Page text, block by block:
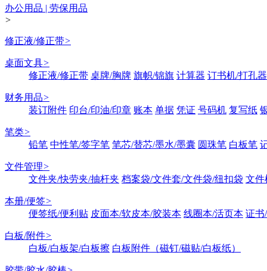
办公用品 | 劳保用品
>
修正液/修正带>
桌面文具>
修正液/修正带 桌牌/胸牌 旗帜/锦旗 计算器 订书机/打孔器
财务用品>
装订附件 印台/印油/印章 账本 单据 凭证 号码机 复写纸
笔类>
铅笔 中性笔/签字笔 笔芯/替芯/墨水/墨囊 圆珠笔 白板笔
文件管理>
文件夹/快劳夹/抽杆夹 档案袋/文件套/文件袋/纽扣袋 文件
本册/便签>
便签纸/便利贴 皮面本/软皮本/胶装本 线圈本/活页本 证书
白板/附件>
白板/白板架/白板擦 白板附件（磁钉/磁贴/白板纸）